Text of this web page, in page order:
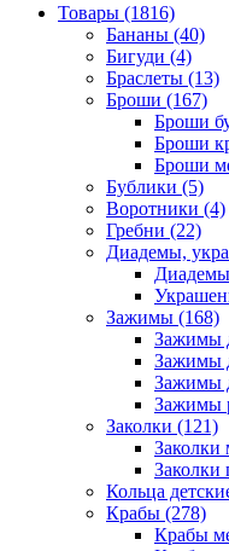
Товары (1816)
Бананы (40)
Бигуди (4)
Браслеты (13)
Броши (167)
Броши
Броши
Броши
Бублики (5)
Воротники (4)
Гребни (22)
Диадемы,
Зажимы (168)
Зажимы
Зажимы
Зажимы
Зажимы
Заколки (121)
Заколки
Заколки
Кольца
Крабы (278)
Крабы